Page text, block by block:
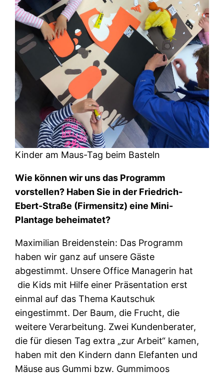
Kinder am Maus-Tag beim Basteln
Wie können wir uns das Programm
vorstellen? Haben Sie in der Friedrich-
Ebert-Straße (Firmensitz) eine Mini-
Plantage beheimatet?
Maximilian Breidenstein: Das Programm
haben wir ganz auf unsere Gäste
abgestimmt. Unsere Office Managerin hat
die Kids mit Hilfe einer Präsentation erst
einmal auf das Thema Kautschuk
eingestimmt. Der Baum, die Frucht, die
weitere Verarbeitung. Zwei Kundenberater,
die für diesen Tag extra „zur Arbeit“ kamen,
haben mit den Kindern dann Elefanten und
Mäuse aus Gummi bzw. Gummimoos